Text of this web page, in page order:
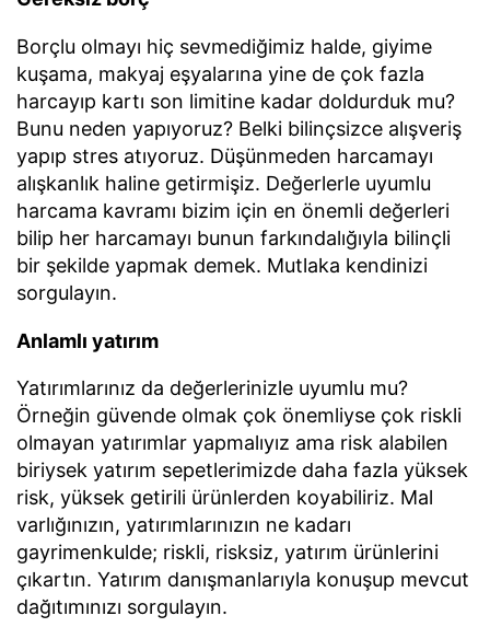
Borçlu olmayı hiç sevmediğimiz halde, giyime
kuşama, makyaj eşyalarına yine de çok fazla
harcayıp kartı son limitine kadar doldurduk mu?
Bunu neden yapıyoruz? Belki bilinçsizce alışveriş
yapıp stres atıyoruz. Düşünmeden harcamayı
alışkanlık haline getirmişiz. Değerlerle uyumlu
harcama kavramı bizim için en önemli değerleri
bilip her harcamayı bunun farkındalığıyla bilinçli
bir şekilde yapmak demek. Mutlaka kendinizi
sorgulayın.
Anlamlı yatırım
Yatırımlarınız da değerlerinizle uyumlu mu?
Örneğin güvende olmak çok önemliyse çok riskli
olmayan yatırımlar yapmalıyız ama risk alabilen
biriysek yatırım sepetlerimizde daha fazla yüksek
risk, yüksek getirili ürünlerden koyabiliriz. Mal
varlığınızın, yatırımlarınızın ne kadarı
gayrimenkulde; riskli, risksiz, yatırım ürünlerini
çıkartın. Yatırım danışmanlarıyla konuşup mevcut
dağıtımınızı sorgulayın.